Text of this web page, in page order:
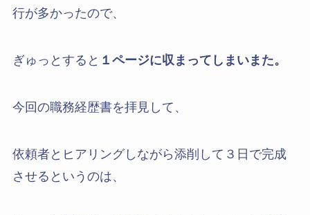
行が多かったので、
ぎゅっとすると １ページに収まってしまいまた。
今回の職務経歴書を拝見して、
依頼者とヒアリングしながら添削して３日で完成
させるというのは、